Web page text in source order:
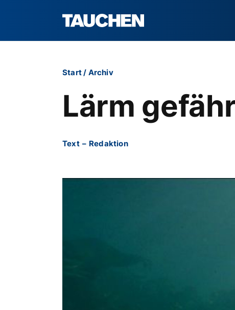
Start/ Archiv
Lärm
Text – Redaktion